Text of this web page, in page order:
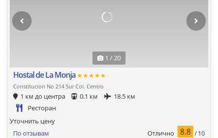
1 / 20
Hostal de La Monja ★★★★★
Constitucion No 214 Sur Col. Centro
1 км до центра 0.1 км
18.5 км
Ресторан
По отзывам Отлично 8.8 / 10
Уточнить цену